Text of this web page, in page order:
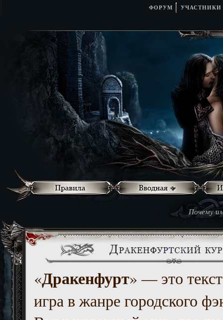
ФОРУМ УЧАСТНИКИ
Почему
«Дракенфурт» — это
игра в жанре городского